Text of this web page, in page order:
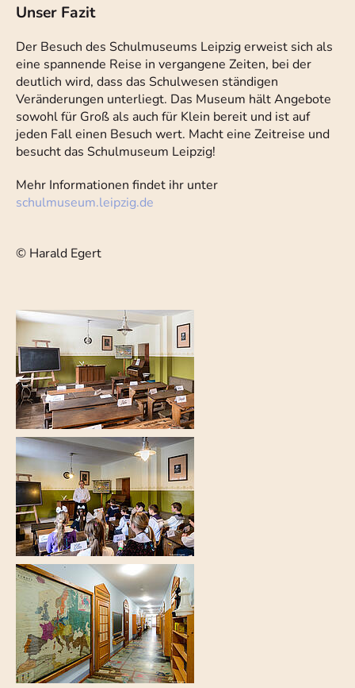
Unser Fazit
Der Besuch des Schulmuseums Leipzig erweist sich als
eine spannende Reise in vergangene Zeiten, bei der
deutlich wird, dass das Schulwesen ständigen
Veränderungen unterliegt. Das Museum hält Angebote
sowohl für Groß als auch für Klein bereit und ist auf
jeden Fall einen Besuch wert. Macht eine Zeitreise und
besucht das Schulmuseum Leipzig!
Mehr Informationen findet ihr unter
schulmuseum.leipzig.de
© Harald Egert